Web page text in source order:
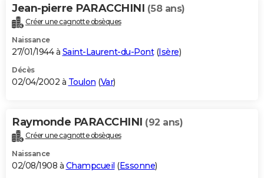
Jean-pierre PARACCHINI (58 ans)
Créer une cagnotte obsèques
Naissance
27/01/1944 à Saint-Laurent-du-Pont(Isère)
Décès
02/04/2002 à Toulon (Var)
Raymonde PARACCHINI (92 ans)
Créer une cagnotte obsèques
Naissance
02/08/1908 à Champcueil (Essonne)